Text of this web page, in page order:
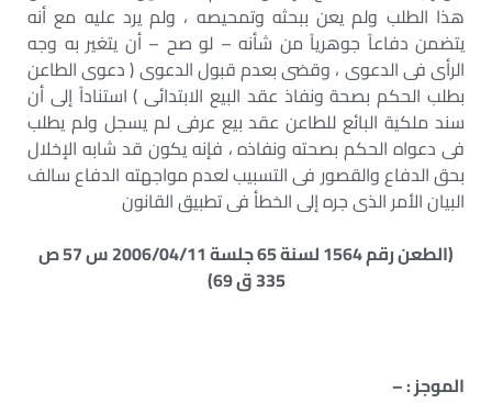
هذا الطلب ولم يعن ببحثه وتمحيصه ، ولم يرد عليه مع أنه
يتضمن دفاعاً جوهرياً من شأنه – لو صح – أن يتغير به وجه
الرأى فى الدعوى ، وقضى بعدم قبول الدعوى ( دعوى الطاعن
بطلب الحكم بصحة ونفاذ عقد البيع الابتدائى ) استناداً إلى أن
سند ملكية البائع للطاعن عقد بيع عرفى لم يسجل ولم يطلب
فى دعواه الحكم بصحته ونفاذه ، فإنه يكون قد شابه الإخلال
بحق الدفاع والقصور فى التسبيب لعدم مواجهته الدفاع سالف
البيان الأمر الذى جره إلى الخطأ فى تطبيق القانون
(الطعن رقم 1564 لسنة 65 جلسة 2006/04/11 س 57 ص
335 ق 69)
الموجز : –